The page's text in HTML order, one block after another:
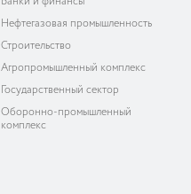
Нефтегазовая промышленность
Строительство
Агропромышленный комплекс
Государственный сектор
Оборонно-промышленный
комплекс